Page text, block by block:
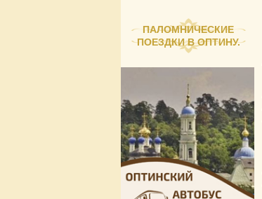
ПАЛОМНИЧЕСКИЕ
ПОЕЗДКИ В ОПТИНУ.